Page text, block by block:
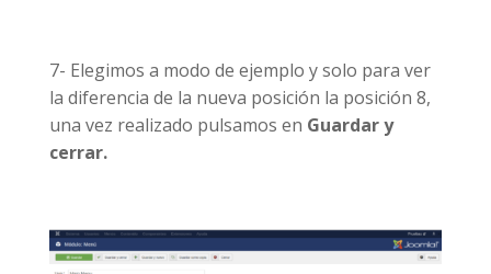
7- Elegimos a modo de ejemplo y solo para ver
la diferencia de la nueva posición la posición 8,
una vez realizado pulsamos en Guardar y
cerrar.